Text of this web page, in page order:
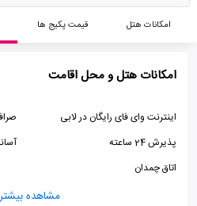
امکانات هتل قیمت پکیج ها
امکانات هتل و محل اقامت
اینترنت وای فای رایگان در لابی
پذیرش 24 ساعته
اتاق چمدان
مشاهده بیشتر